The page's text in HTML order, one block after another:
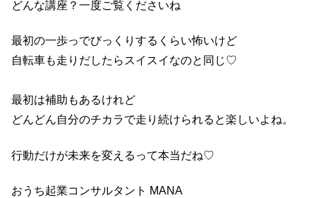
どんな講座？一度ご覧くださいね
最初の一歩っでびっくりするくらい怖いけど
自転車も走りだしたらスイスイなのと同じ♡
最初は補助もあるけれど
どんどん自分のチカラで走り続けられると楽しいよね。
行動だけが未来を変えるって本当だね♡
おうち起業コンサルタント MANA